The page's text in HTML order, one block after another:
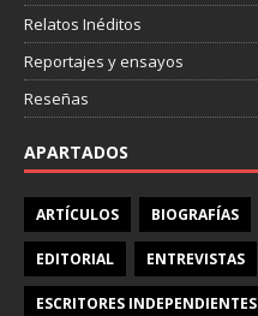
Relatos Inéditos
Reportajes y ensayos
Reseñas
APARTADOS
ARTÍCULOS BIOGRAFÍAS
EDITORIAL ENTREVISTAS
ESCRITORES INDEPENDIENTES